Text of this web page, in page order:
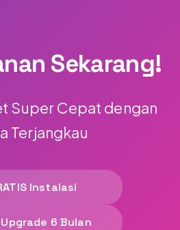
Sekarang!
Super Cepat dengan
Terjangkau
Instalasi
6 Bulan